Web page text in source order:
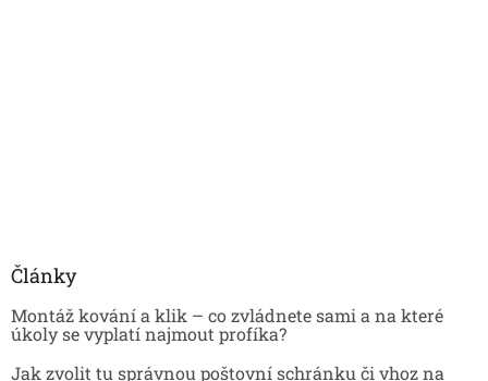
Články
Montáž kování a klik – co zvládnete sami a na které
úkoly se vyplatí najmout profíka?
Jak zvolit tu správnou poštovní schránku či vhoz na